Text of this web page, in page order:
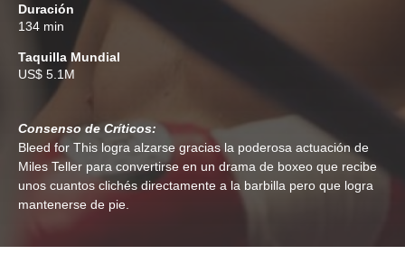
Duración
134 min
Taquilla Mundial
US$ 5.1M
Consenso de Críticos:
Bleed for This logra alzarse gracias la poderosa actuación de
Miles Teller para convertirse en un drama de boxeo que recibe
unos cuantos clichés directamente a la barbilla pero que logra
mantenerse de pie.